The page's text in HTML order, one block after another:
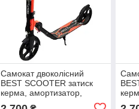
Самокат двоколісний
BEST SCOOTER затиск
керма, амортизатор,